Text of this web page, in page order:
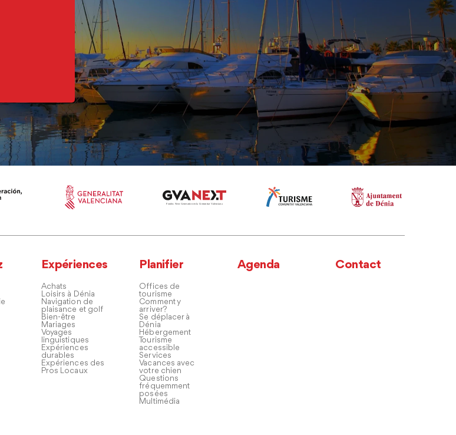
Expériences
Achats
Loisirs à Dénia
Navigation de
plaisance et golf
Bien-être
Mariages
Voyages
linguistiques
Expériences
durables
Expériences des
Pros Locaux
Planifier
Offices de
tourisme
Comment y
arriver?
Se déplacer à
Dénia
Hébergement
Tourisme
accessible
Services
Vacances avec
votre chien
Questions
fréquemment
posées
Multimédia
Agenda Contact